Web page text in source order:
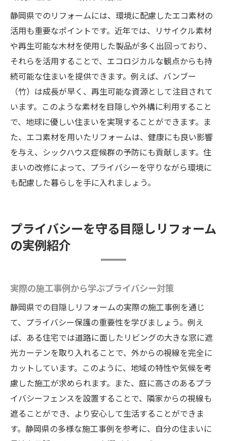
静岡県でのリフォームには、環境に配慮したエコ素材の
活用も重要なポイントです。近年では、リサイクル素材
や再生可能な木材を使用した製品が多く出回っており、
それらを活用することで、エコロジカルな観点からも持
続可能な住まいを提供できます。例えば、バンブー
（竹）は成長が早く、再生可能な資源として注目されて
います。このような素材を目隠しや外構に利用すること
で、地球に優しい住まいを実現することができます。ま
た、エコ素材を用いたリフォームは、健康にも良い影響
を与え、シックハウス症候群の予防にも貢献します。住
まいの改修によって、プライバシーを守りながら環境に
も配慮した暮らしを手に入れましょう。
プライバシーを守る目隠しリフォーム
の実例紹介
実際の施工事例から学ぶプライバシー対策
静岡県での目隠しリフォームの実際の施工事例を通じ
て、プライバシー保護の重要性を学びましょう。例え
ば、ある住宅では道路に面したリビングの大きな窓に遮
光カーテンを取り入れることで、外からの視線を完全に
カットしています。このように、地域の特性や気候を考
慮した施工が求められます。また、庭に高さのあるプラ
イバシーフェンスを設置することで、隣家からの視線も
遮ることができ、より安心して生活することができま
す。静岡県の多様な施工事例を参考に、自分の住まいに